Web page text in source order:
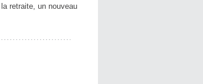
retraite, un nouveau